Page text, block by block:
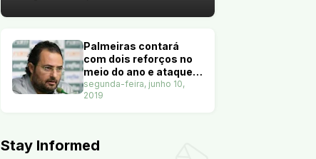
Palmeiras contará
com dois reforços no
meio do ano e ataque
terá nove opções. Veja
segunda-feira, junho 10,
2019
Stay Informed